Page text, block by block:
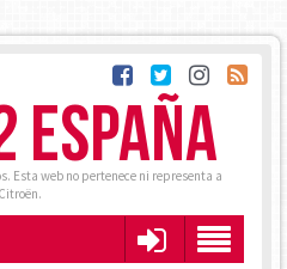
ESPAÑA
Esta web no pertenece ni representa a
Citroën.